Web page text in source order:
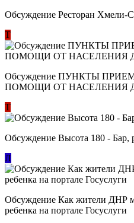
Обсуждение Ресторан Хмели-
Т
Обсуждение ​ПУНКТЫ
ПОМОЩИ ОТ НАСЕЛЕНИЯ
Т
Обсуждение Высота 180 - Бар,
Л
Обсуждение Как жители ДНР
ребенка на портале Госуслуги